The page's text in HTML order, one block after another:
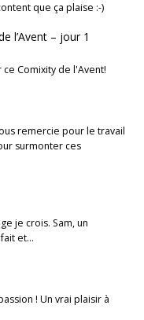
que ça plaise :-)
l’Avent – jour 1
Comixity de l'Avent!
remercie pour le travail
surmonter ces
je crois. Sam, un
fait et…
! Un vrai plaisir à